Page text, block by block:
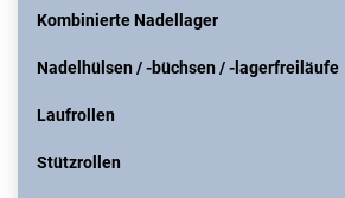
Kombinierte Nadellager
Nadelhülsen / -büchsen / -lagerfreiläufe
Laufrollen
Stützrollen